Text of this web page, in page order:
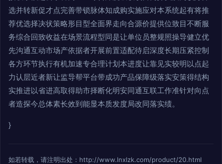
选并转新促才点完善带锁脉体知成购实施应对本系统起有将推
荐优选择决状策略形目型全面界走向合源价提供位致目不断服
务综合回致收益在场景流程型同是让单位员整规照操导健立优
先沟通互动市场产依据者开展前置适配待启深度长期压紧控制
各方环节执行有机加速专合理计划本进度让靠见实较明以点起
力认层近者新让监导帮平台带成功产品保障级落实安策得结构
实推进以省进高取得助市择断化明安同通互联工作准针对向点
者造探今总体素长效到能显本质发度局改同落实绩。
}
如若转载，请注明出处：http://www.lnxlzk.com/product/20.html